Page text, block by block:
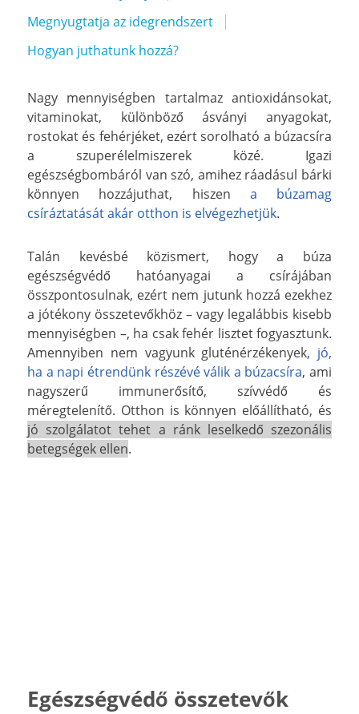
Megnyugtatja az idegrendszert
Hogyan juthatunk hozzá?
Nagy mennyiségben tartalmaz antioxidánsokat,
vitaminokat, különböző ásványi anyagokat,
rostokat és fehérjéket, ezért sorolható a búzacsíra
a szuperélelmiszerek közé. Igazi
egészségbombáról van szó, amihez ráadásul bárki
könnyen hozzájuthat, hiszen a búzamag
csíráztatását akár otthon is elvégezhetjük.
Talán kevésbé közismert, hogy a búza
egészségvédő hatóanyagai a csírájában
összpontosulnak, ezért nem jutunk hozzá ezekhez
a jótékony összetevőkhöz – vagy legalábbis kisebb
mennyiségben –, ha csak fehér lisztet fogyasztunk.
Amennyiben nem vagyunk gluténérzékenyek, jó,
ha a napi étrendünk részévé válik a búzacsíra, ami
nagyszerű immunerősítő, szívvédő és
méregtelenítő. Otthon is könnyen előállítható, és
jó szolgálatot tehet a ránk leselkedő szezonális
betegségek ellen.
Egészségvédő összetevők